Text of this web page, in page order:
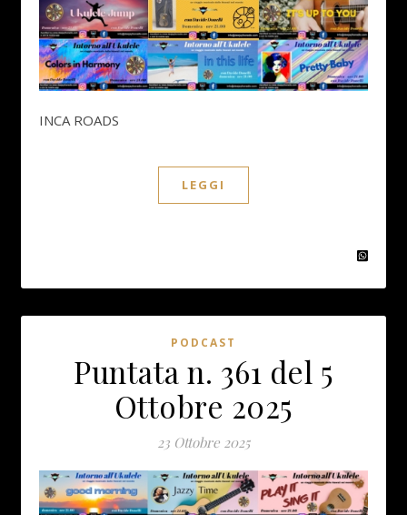
INCA ROADS
LEGGI
PODCAST
Puntata n. 361 del 5
Ottobre 2025
23 Ottobre 2025